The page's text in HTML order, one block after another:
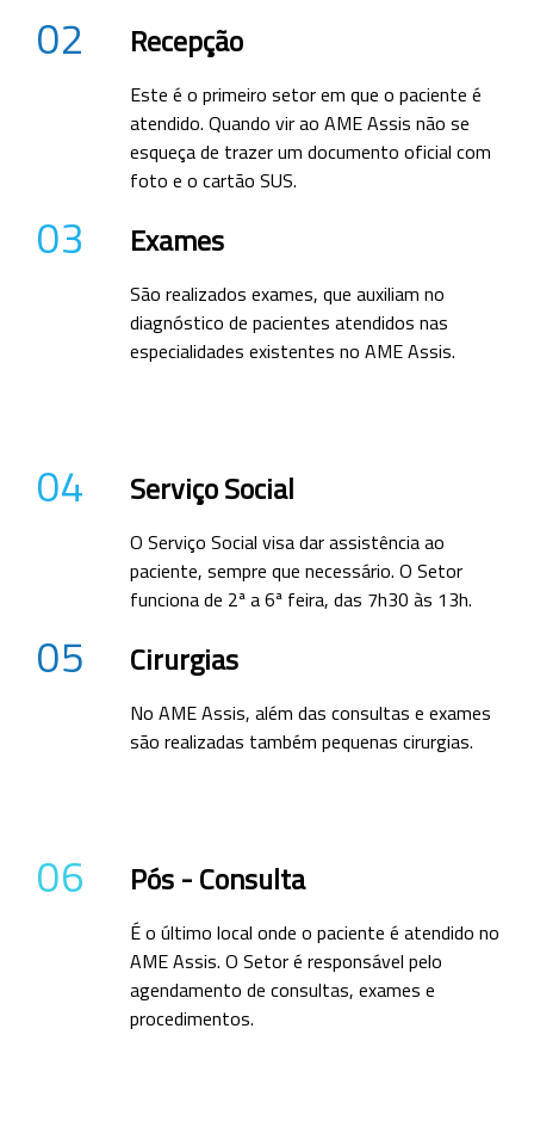
02 Recepção
Este é o primeiro setor em que o paciente é
atendido. Quando vir ao AME Assis não se
esqueça de trazer um documento oficial com
foto e o cartão SUS.
03 Exames
São realizados exames, que auxiliam no
diagnóstico de pacientes atendidos nas
especialidades existentes no AME Assis.
04 Serviço Social
O Serviço Social visa dar assistência ao
paciente, sempre que necessário. O Setor
funciona de 2ª a 6ª feira, das 7h30 às 13h.
05 Cirurgias
No AME Assis, além das consultas e exames
são realizadas também pequenas cirurgias.
06 Pós - Consulta
É o último local onde o paciente é atendido no
AME Assis. O Setor é responsável pelo
agendamento de consultas, exames e
procedimentos.